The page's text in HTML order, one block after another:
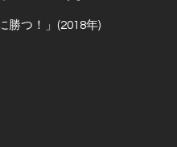
勝つ！」(2018年)